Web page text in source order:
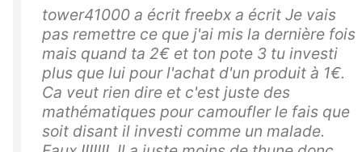
tower41000 a écrit freebx a écrit Je vais
pas remettre ce que j'ai mis la dernière fois
mais quand ta 2€ et ton pote 3 tu investi
plus que lui pour l'achat d'un produit à 1€.
Ca veut rien dire et c'est juste des
mathématiques pour camoufler le fais que
soit disant il investi comme un malade.